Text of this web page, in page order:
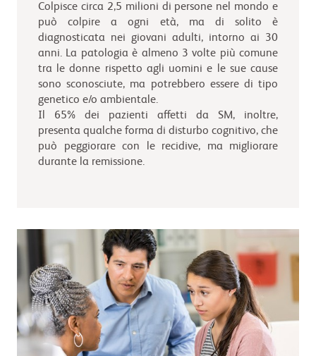
Colpisce circa 2,5 milioni di persone nel mondo e
può colpire a ogni età, ma di solito è
diagnosticata nei giovani adulti, intorno ai 30
anni. La patologia è almeno 3 volte più comune
tra le donne rispetto agli uomini e le sue cause
sono sconosciute, ma potrebbero essere di tipo
genetico e/o ambientale.
Il 65% dei pazienti affetti da SM, inoltre,
presenta qualche forma di disturbo cognitivo, che
può peggiorare con le recidive, ma migliorare
durante la remissione.